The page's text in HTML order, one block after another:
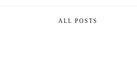
ALL POSTS